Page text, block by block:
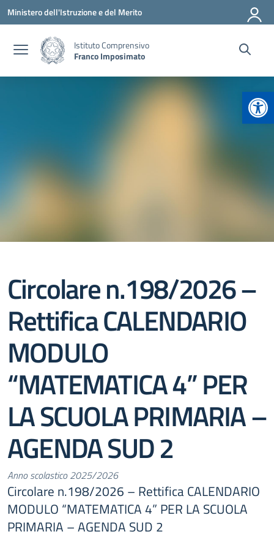
Vai ai contenuti
Vai al menu di navigazione
Vai al footer
Ministero dell'Istruzione e del Merito
Istituto Comprensivo
Franco Imposimato
Circolare n.198/2026 –
Rettifica CALENDARIO
MODULO
“MATEMATICA 4” PER
LA SCUOLA PRIMARIA –
AGENDA SUD 2
Anno scolastico 2025/2026
Circolare n.198/2026 – Rettifica CALENDARIO
MODULO “MATEMATICA 4” PER LA SCUOLA
PRIMARIA – AGENDA SUD 2